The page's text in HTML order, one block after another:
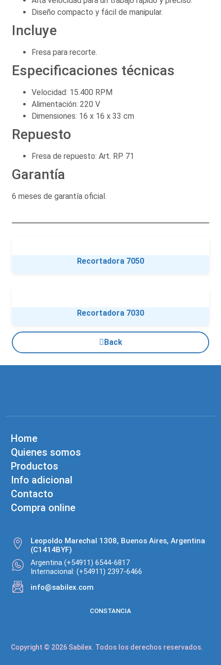
Diseño compacto y fácil de manipular.
Incluye
Fresa para recorte.
Especificaciones técnicas
Velocidad: 15.400 RPM
Alimentación: 220 V
Dimensiones: 16 x 16 x 33 cm
Repuesto
Fresa de repuesto: Art. RP 71
Garantía
6 meses de garantía oficial.
Recortadora 7050
Recortadora 7030
Back
Home
Quienes somos
Productos
Info adicional
Contacto
Compra online
Leopoldo Marechal 1308, Buenos Aires, Argentina
(C1414BYF)
Argentina (+54911) 6544-6817
Internacional: (+54911) 2397-6466
info@sabilex.com
CONSTANCIA
Copyright © 2026 Sabilex. Todos los derechos reservados.